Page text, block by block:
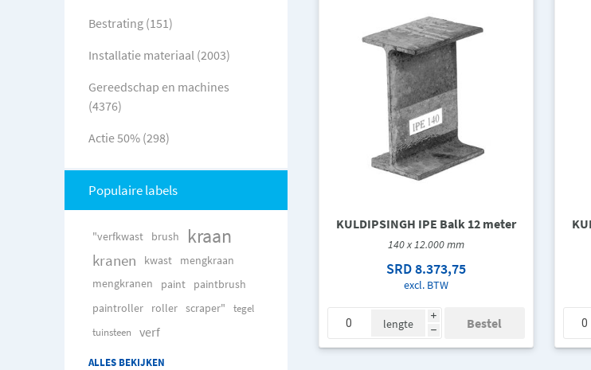
KULDIPSINGH IPE Balk 12 meter
140 x 12.000 mm
SRD 8.373,75
excl. BTW
i
h
lengte
Bestrating (151)
Installatie materiaal (2003)
Gereedschap en machines
(4376)
Actie 50% (298)
Populaire labels
"verfkwast brush kraan
kranen kwast mengkraan
mengkranen paint
paintbrush
paintroller
roller scraper"
tegel
tuinsteen
verf
ALLES BEKIJKEN